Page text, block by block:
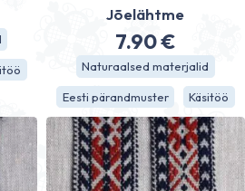
Jõelähtme
7.90€
Naturaalsed materjalid
Eesti pärandmuster Käsitöö